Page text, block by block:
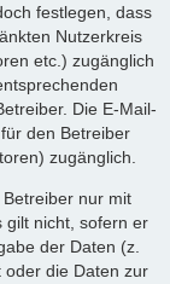
festlegen, dass
Nutzerkreis
etc.) zugänglich
Die E-Mail-
den Betreiber
zugänglich.
nur mit
gilt nicht, sofern er
der Daten (z.
oder die Daten zur